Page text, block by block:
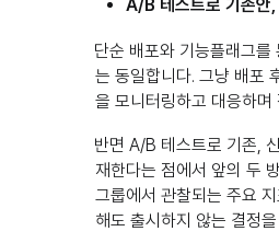
A/B 테스트로 기존안,
단순 배포와 기능플래그
는 동일합니다. 그냥 배포
을 모니터링하고 대응하
반면 A/B 테스트로 기존,
재한다는 점에서 앞의 두
그룹에서 관찰되는 주요
해도 출시하지 않는 결정